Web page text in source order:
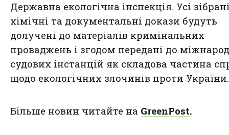
Державна екологічна інспекція. Усі
хімічні та документальні докази будуть
долучені до матеріалів кримінальних
проваджень і згодом передані до
судових інстанцій як складова частина
щодо екологічних злочинів проти України.
Більше новин читайте на GreenPost.